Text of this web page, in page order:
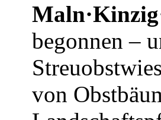
begonnen –
von